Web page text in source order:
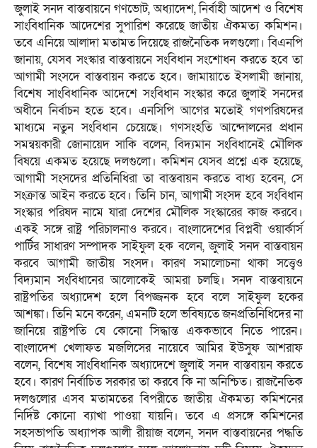
জুলাই সনদ বাস্তবায়নে গণভোট, অধ্যাদেশ, নির্বাহী আদেশ ও বিশেষ
সাংবিধানিক আদেশের সুপারিশ করেছে জাতীয় ঐকমত্য কমিশন।
তবে এনিয়ে আলাদা মতামত দিয়েছে রাজনৈতিক দলগুলো। বিএনপি
জানায়, যেসব সংস্কার বাস্তবায়নে সংবিধান সংশোধন করতে হবে তা
আগামী সংসদে বাস্তবায়ন করতে হবে। জামায়াতে ইসলামী জানায়,
বিশেষ সাংবিধানিক আদেশে সংবিধান সংস্কার করে জুলাই সনদের
অধীনে নির্বাচন হতে হবে। এনসিপি আগের মতোই গণপরিষদের
মাধ্যমে নতুন সংবিধান চেয়েছে। গণসংহতি আন্দোলনের প্রধান
সমন্বয়কারী জোনায়েদ সাকি বলেন, বিদ্যমান সংবিধানেই মৌলিক
বিষয়ে একমত হয়েছে দলগুলো। কমিশন যেসব প্রশ্নে এক হয়েছে,
আগামী সংসদের প্রতিনিধিরা তা বাস্তবায়ন করতে বাধ্য হবেন, সে
সংক্রান্ত আইন করতে হবে। তিনি চান, আগামী সংসদ হবে সংবিধান
সংস্কার পরিষদ নামে যারা দেশের মৌলিক সংস্কারের কাজ করবে।
একই সঙ্গে রাষ্ট্র পরিচালনাও করবে। বাংলাদেশের বিপ্লবী ওয়ার্কার্স
পার্টির সাধারণ সম্পাদক সাইফুল হক বলেন, জুলাই সনদ বাস্তবায়ন
করবে আগামী জাতীয় সংসদ। কারণ সমালোচনা থাকা সত্ত্বেও
বিদ্যমান সংবিধানের আলোকেই আমরা চলছি। সনদ বাস্তবায়নে
রাষ্ট্রপতির অধ্যাদেশ হলে বিপজ্জনক হবে বলে সাইফুল হকের
আশঙ্কা। তিনি মনে করেন, এমনটি হলে ভবিষ্যতে জনপ্রতিনিধিদের না
জানিয়ে রাষ্ট্রপতি যে কোনো সিদ্ধান্ত এককভাবে নিতে পারেন।
বাংলাদেশ খেলাফত মজলিসের নায়েবে আমির ইউসুফ আশরাফ
বলেন, বিশেষ সাংবিধানিক অধ্যাদেশে জুলাই সনদ বাস্তবায়ন করতে
হবে। কারণ নির্বাচিত সরকার তা করবে কি না অনিশ্চিত। রাজনৈতিক
দলগুলোর এসব মতামতের বিপরীতে জাতীয় ঐকমত্য কমিশনের
নির্দিষ্ট কোনো ব্যাখা পাওয়া যায়নি। তবে এ প্রসঙ্গে কমিশনের
সহসভাপতি অধ্যাপক আলী রীয়াজ বলেন, সনদ বাস্তবায়নের পদ্ধতি